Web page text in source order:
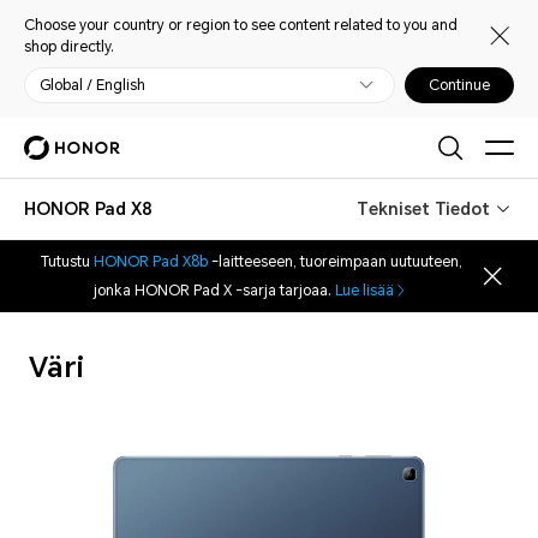
Choose your country or region to see content related to you and
shop directly.
Global / English Continue
HONOR Pad X8 Tekniset Tiedot
Tutustu HONOR Pad X8b-laitteeseen, tuoreimpaan uutuuteen,
jonka HONOR Pad X -sarja tarjoaa. Lue lisää